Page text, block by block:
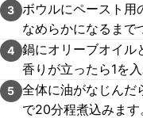
3 ボウルにペースト用
なめらかになるまで
4 鍋にオリーブオイル
香りが立ったら1を入
5 全体に油がなじんだ
で20分程煮込みます